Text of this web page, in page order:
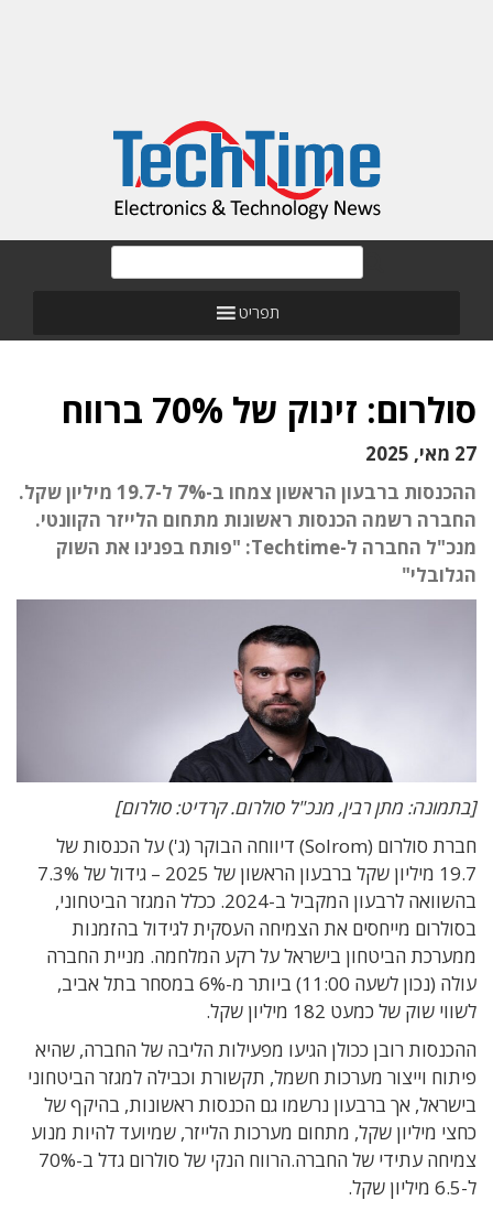
תפריט
סולרום: זינוק של 70% ברווח
27 מאי, 2025
ההכנסות ברבעון הראשון צמחו ב-7% ל-19.7 מיליון שקל.
החברה רשמה הכנסות ראשונות מתחום הלייזר הקוונטי.
מנכ"ל החברה ל-Techtime: "פותח בפנינו את השוק
הגלובלי"
[בתמונה: מתן רבין, מנכ"ל סולרום. קרדיט: סולרום]
חברת סולרום (Solrom) דיווחה הבוקר (ג') על הכנסות של
19.7 מיליון שקל ברבעון הראשון של 2025 – גידול של 7.3%
בהשוואה לרבעון המקביל ב-2024. ככלל המגזר הביטחוני,
בסולרום מייחסים את הצמיחה העסקית לגידול בהזמנות
ממערכת הביטחון בישראל על רקע המלחמה. מניית החברה
עולה (נכון לשעה 11:00) ביותר מ-6% במסחר בתל אביב,
לשווי שוק של כמעט 182 מיליון שקל.
ההכנסות רובן ככולן הגיעו מפעילות הליבה של החברה, שהיא
פיתוח וייצור מערכות חשמל, תקשורת וכבילה למגזר הביטחוני
בישראל, אך ברבעון נרשמו גם הכנסות ראשונות, בהיקף של
כחצי מיליון שקל, מתחום מערכות הלייזר, שמיועד להיות מנוע
צמיחה עתידי של החברה.הרווח הנקי של סולרום גדל ב-70%
ל-6.5 מיליון שקל.